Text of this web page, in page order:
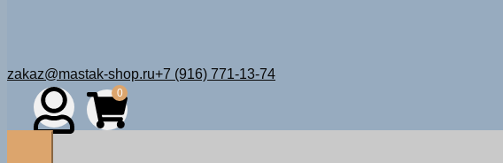
zakaz@mastak-shop.ru+7 (916) 771-13-74
0